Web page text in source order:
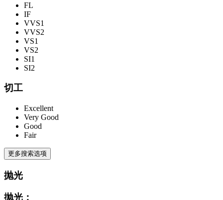
FL
IF
VVS1
VVS2
VS1
VS2
SI1
SI2
切工
Excellent
Very Good
Good
Fair
更多搜索选项
抛光
抛光：